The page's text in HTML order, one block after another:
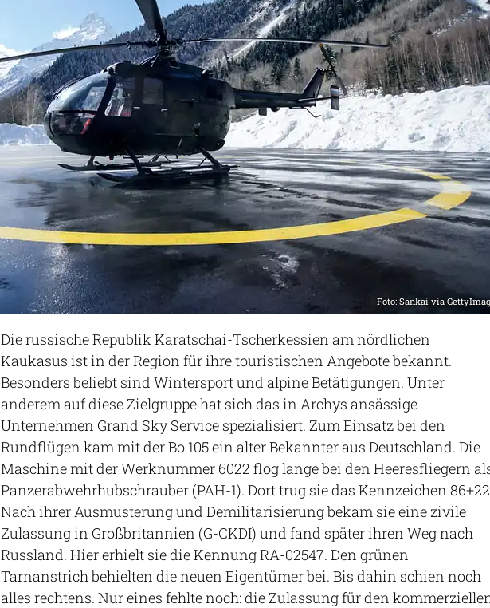
Foto: Sankai via
Die russische Republik Karatschai-Tscherkessien am nördlichen
Kaukasus ist in der Region für ihre touristischen Angebote bekannt.
Besonders beliebt sind Wintersport und alpine Betätigungen. Unter
anderem auf diese Zielgruppe hat sich das in Archys ansässige
Unternehmen Grand Sky Service spezialisiert. Zum Einsatz bei den
Rundflügen kam mit der Bo 105 ein alter Bekannter aus Deutschland. Die
Maschine mit der Werknummer 6022 flog lange bei den Heeresfliegern
Panzerabwehrhubschrauber (PAH-1). Dort trug sie das Kennzeichen
Nach ihrer Ausmusterung und Demilitarisierung bekam sie eine zivile
Zulassung in Großbritannien (G-CKDI) und fand später ihren Weg nach
Russland. Hier erhielt sie die Kennung RA-02547. Den grünen
Tarnanstrich behielten die neuen Eigentümer bei. Bis dahin schien noch
alles rechtens. Nur eines fehlte noch: die Zulassung für den